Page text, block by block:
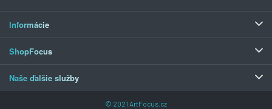
Informácie
ShopFocus
Naše ďalšie služby
© 2021 ArtFocus.cz